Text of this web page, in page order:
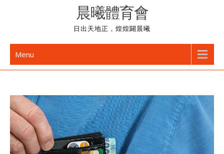
晨曦體育會
日出天地正，煌煌闢晨曦
Menu